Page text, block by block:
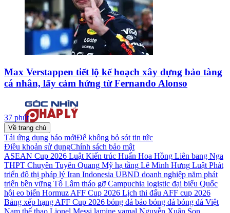
Max Verstappen tiết lộ kế hoạch xây dựng bảo tàng
cá nhân, lấy cảm hứng từ Fernando Alonso
37 phút
Về trang chủ
Tải ứng dụng báo mớiĐể không bỏ sót tin tức
Điều khoản sử dụngChính sách bảo mật
ASEAN Cup 2026 Luật Kiến trúc Huấn Hoa Hồng Liên bang Nga
THPT Chuyên Tuyên Quang Mỹ hạ tầng Lê Minh Hưng Luật Phát
triển đô thị pháp lý Iran Indonesia UBND doanh nghiệp năm phát
triển bền vững Tô Lâm tháo gỡ Campuchia logistic đại biểu Quốc
hội eo biển Hormuz AFF Cup 2026 Lịch thi đấu AFF cup 2026
Bảng xếp hạng AFF Cup 2026 bóng đá báo bóng đá bóng đá Việt
Nam thể thao Lionel Messi lamine yamal Nguyễn Xuân Son